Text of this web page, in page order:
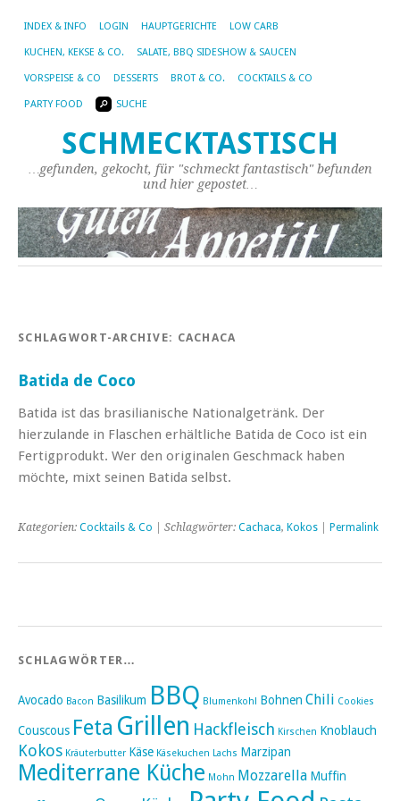
INDEX & INFO LOGIN HAUPTGERICHTE LOW CARB
KUCHEN, KEKSE & CO. SALATE, BBQ SIDESHOW & SAUCEN
VORSPEISE & CO DESSERTS BROT & CO. COCKTAILS & CO
PARTY FOOD SUCHE
SCHMECKTASTISCH
…gefunden, gekocht, für "schmeckt fantastisch" befunden
und hier gepostet…
SCHLAGWORT-ARCHIVE: CACHACA
Batida de Coco
Batida ist das brasilianische Nationalgetränk. Der
hierzulande in Flaschen erhältliche Batida de Coco ist ein
Fertigprodukt. Wer den originalen Geschmack haben
möchte, mixt seinen Batida selbst.
Kategorien: Cocktails & Co | Schlagwörter: Cachaca, Kokos Permalink
SCHLAGWÖRTER…
Avocado Bacon Basilikum BBQ Blumenkohl Bohnen Chili Cookies
Couscous Feta Grillen Hackfleisch Kirschen Knoblauch
Kokos Kräuterbutter Käse Käsekuchen Lachs Marzipan
Mediterrane Küche Mohn Mozzarella Muffin